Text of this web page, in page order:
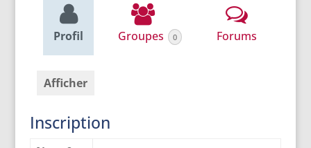
Profil Groupes 0 Forums
Afficher
Inscription